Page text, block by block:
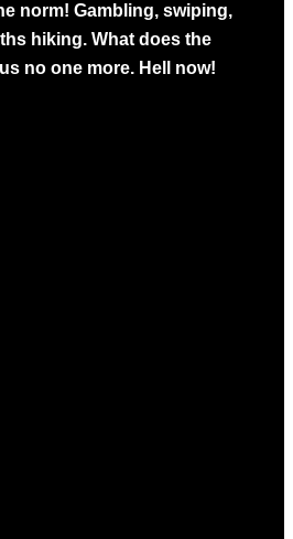
norm! Gambling, swiping,
hiking. What does the
no one more. Hell now!